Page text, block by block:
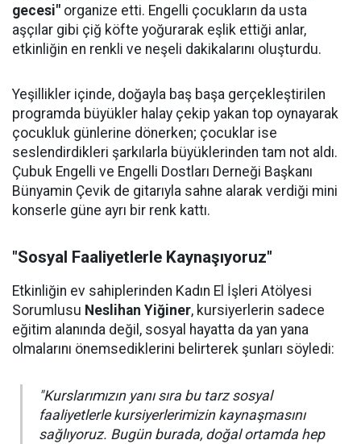
gecesi" organize etti. Engelli çocukların da usta
aşçılar gibi çiğ köfte yoğurarak eşlik ettiği anlar,
etkinliğin en renkli ve neşeli dakikalarını oluşturdu.
Yeşillikler içinde, doğayla baş başa gerçekleştirilen
programda büyükler halay çekip yakan top oynayarak
çocukluk günlerine dönerken; çocuklar ise
seslendirdikleri şarkılarla büyüklerinden tam not aldı.
Çubuk Engelli ve Engelli Dostları Derneği Başkanı
Bünyamin Çevik de gitarıyla sahne alarak verdiği mini
konserle güne ayrı bir renk kattı.
"Sosyal Faaliyetlerle Kaynaşıyoruz"
Etkinliğin ev sahiplerinden Kadın El İşleri Atölyesi
Sorumlusu Neslihan Yiğiner, kursiyerlerin sadece
eğitim alanında değil, sosyal hayatta da yan yana
olmalarını önemsediklerini belirterek şunları söyledi:
"Kurslarımızın yanı sıra bu tarz sosyal
faaliyetlerle kursiyerlerimizin kaynaşmasını
sağlıyoruz. Bugün burada, doğal ortamda hep